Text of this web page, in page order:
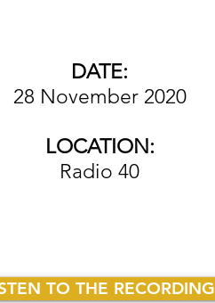
DATE:
28 November 2020
LOCATION:
Radio 40
TO THE RECORDING